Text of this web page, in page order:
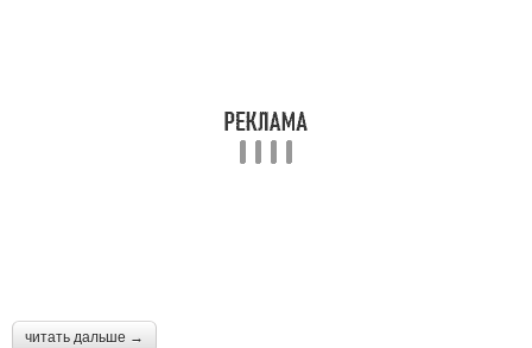
читать дальше →